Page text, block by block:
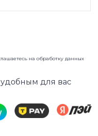
на обработку данных
для вас